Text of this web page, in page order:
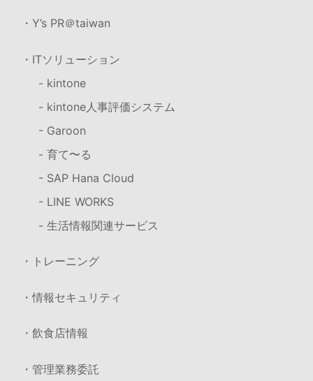
・Y’s PR＠taiwan
・ITソリューション
- kintone
- kintone人事評価システム
- Garoon
- 育て〜る
- SAP Hana Cloud
- LINE WORKS
- 生活情報関連サービス
・トレーニング
・情報セキュリティ
・飲食店情報
・管理業務委託